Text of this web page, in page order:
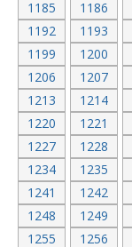
1185
1186
1192
1193
1199
1200
1206
1207
1213
1214
1220
1221
1227
1228
1234
1235
1241
1242
1248
1249
1255
1256